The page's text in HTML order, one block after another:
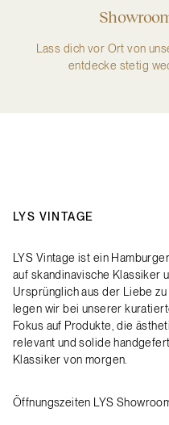
Lass dich vor Ort von
entdecke stetig
LYS VINTAGE
LYS Vintage ist ein
auf skandinavische Klassiker
Ursprünglich aus der Liebe
legen wir bei unserer
Fokus auf Produkte, die
relevant und solide
Klassiker von morgen.
Öffnungszeiten LYS